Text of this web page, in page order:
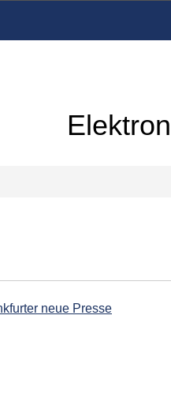
neue Presse